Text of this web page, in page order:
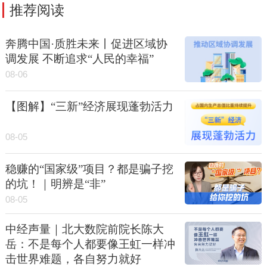
推荐阅读
奔腾中国·质胜未来丨促进区域协
调发展 不断追求“人民的幸福”
08-06
【图解】“三新”经济展现蓬勃活力
08-05
稳赚的“国家级”项目？都是骗子挖
的坑！｜明辨是“非”
08-05
中经声量｜北大数院前院长陈大
岳：不是每个人都要像王虹一样冲
击世界难题，各自努力就好